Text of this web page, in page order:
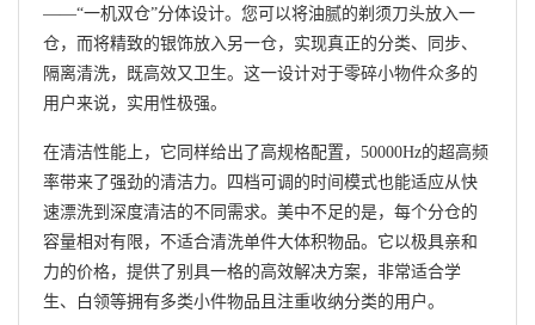
——“一机双仓”分体设计。您可以将油腻的剃须刀头放入一
仓，而将精致的银饰放入另一仓，实现真正的分类、同步、
隔离清洗，既高效又卫生。这一设计对于零碎小物件众多的
用户来说，实用性极强。
在清洁性能上，它同样给出了高规格配置，50000Hz的超高频
率带来了强劲的清洁力。四档可调的时间模式也能适应从快
速漂洗到深度清洁的不同需求。美中不足的是，每个分仓的
容量相对有限，不适合清洗单件大体积物品。它以极具亲和
力的价格，提供了别具一格的高效解决方案，非常适合学
生、白领等拥有多类小件物品且注重收纳分类的用户。